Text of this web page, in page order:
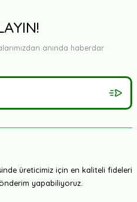
anında haberdar
üreticimiz için en kaliteli fideleri
yapabiliyoruz.